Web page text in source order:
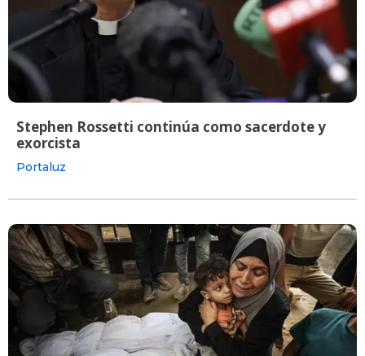
Stephen Rossetti continúa como sacerdote y
exorcista
Portaluz